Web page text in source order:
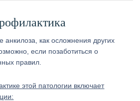
анкилоза, как осложнения других
если позаботиться о
правил.
этой патологии включает